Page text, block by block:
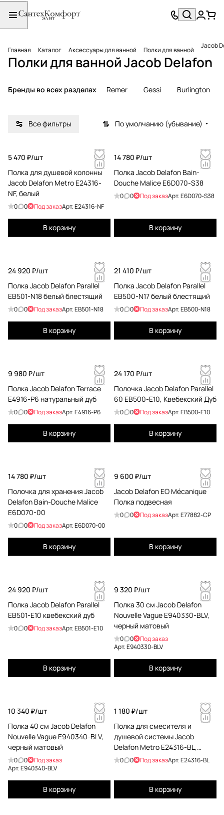
Главная Каталог Аксессуары для ванной Полки для ванной Jacob
Полки для ванной Jacob Delafon
Бренды во всех разделах Remer Gessi Burlington
Все фильтры По умолчанию (убывание)
5 470 ₽/шт
Полка для душевой колонны
Jacob Delafon Metro E24316-
NF, белый
0 0 Под заказАрт.E24316-NF
В корзину
14 780 ₽/шт
Полка Jacob Delafon Bain-
Douche Malice E6D070-S38
0 0 Под заказАрт.E6D070-S38
В корзину
24 920 ₽/шт
Полка Jacob Delafon Parallel
EB501-N18 белый блестящий
0 0 Под заказАрт.EB501-N18
В корзину
21 410 ₽/шт
Полка Jacob Delafon Parallel
EB500-N17 белый блестящий
0 0 Под заказАрт.EB500-N18
В корзину
9 980 ₽/шт
Полка Jacob Delafon Terrace
E4916-P6 натуральный дуб
0 0 Под заказАрт.E4916-P6
В корзину
24 170 ₽/шт
Полочка Jacob Delafon Parallel
60 EB500-E10, Квебекский Дуб
0 0 Под заказАрт.EB500-E10
В корзину
14 780 ₽/шт
Полочка для хранения Jacob
Delafon Bain-Douche Malice
E6D070-00
0 0 Под заказАрт.E6D070-00
В корзину
9 600 ₽/шт
Jacob Delafon EO Mécanique
Полка подвесная
0 0 Под заказАрт.E77882-CP
В корзину
24 920 ₽/шт
Полка Jacob Delafon Parallel
EB501-E10 квебекский дуб
0 0 Под заказАрт.EB501-E10
В корзину
9 320 ₽/шт
Полка 30 см Jacob Delafon
Nouvelle Vague E940330-BLV,
черный матовый
0 0
Под заказ
Арт.E940330-BLV
В корзину
10 340 ₽/шт
Полка 40 см Jacob Delafon
Nouvelle Vague E940340-BLV,
черный матовый
0 0
Под заказ
Арт.E940340-BLV
В корзину
1 180 ₽/шт
Полка для смесителя и
душевой системы Jacob
Delafon Metro E24316-BL,
черный матовый
0 0 Под заказАрт.E24316-BL
В корзину